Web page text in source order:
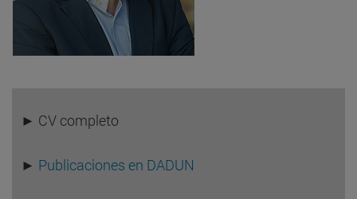
► CV completo
► Publicaciones en DADUN